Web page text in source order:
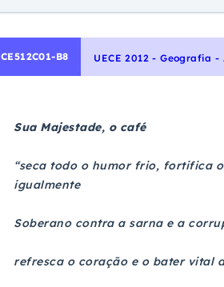
CE512C01-B8 UECE 2012 - Geografia
Sua Majestade, o café
“seca todo o humor frio, fortifica
igualmente
Soberano contra a sarna e a
refresca o coração e o bater vital